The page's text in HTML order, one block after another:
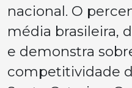
nacional. O
média brasileira,
e demonstra
competitividade